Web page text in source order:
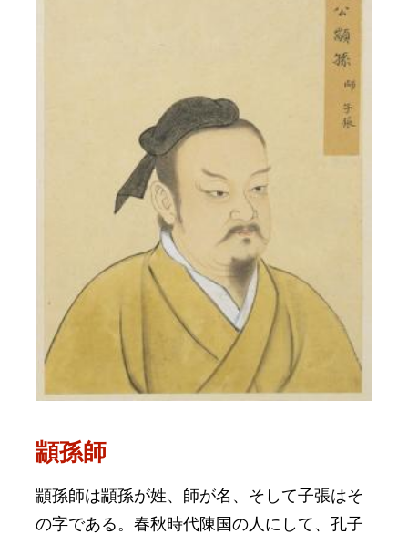
顓孫師
顓孫師は顓孫が姓、師が名、そして子張はそ
の字である。春秋時代陳国の人にして、孔子